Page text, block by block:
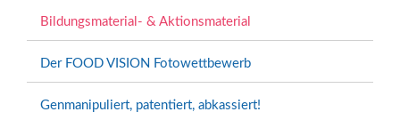
Bildungsmaterial- & Aktionsmaterial
Der FOOD VISION Fotowettbewerb
Genmanipuliert, patentiert, abkassiert!